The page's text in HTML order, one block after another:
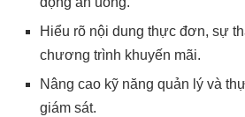
Hiểu rõ nội dung thực đơn, sự
chương trình khuyến mãi.
Nâng cao kỹ năng quản lý và
giám sát.